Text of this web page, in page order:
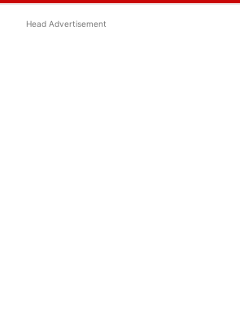
Head Advertisement